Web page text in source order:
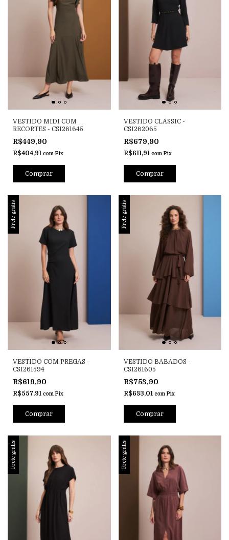
VESTIDO MIDI COM
RECORTES - CSI261645
R$449,90
R$404,91 com Pix
Comprar
VESTIDO CLÁSSIC -
CSI262065
R$679,90
R$611,91 com Pix
Comprar
Frete grátis
VESTIDO COM PREGAS -
CSI261594
R$619,90
R$557,91 com Pix
Comprar
Frete grátis
VESTIDO BABADOS -
CSI261605
R$758,90
R$683,01 com Pix
Comprar
Frete grátis Frete grátis